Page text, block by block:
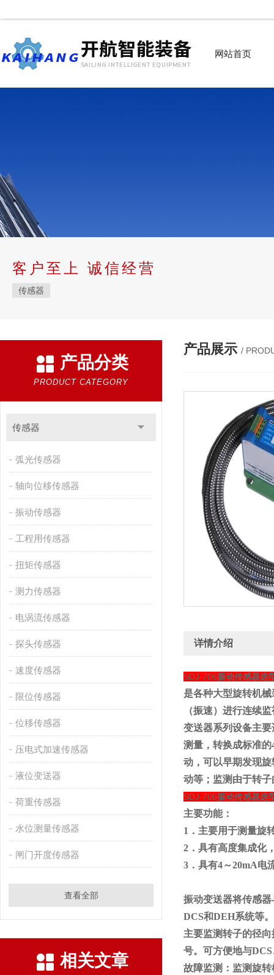
网站首页
客户至上 诚信经营
传感器
产品分类
PRODUCT CATEGORY
传感器
弧光传感器
轴向位移传感器
振动传感器
工程用传感器
扭矩传感器
测力传感器
电涡流传感器
探头传感器
速度传感器
限位传感器
位移传感器
压电式加速传感器
液位变送器
荷重传感器
水位测量传感器
闸门开度传感器
查看全部
相关文章
产品展示 /
详情介绍
SDJ-706振动传感器选
是各种大型旋转机
（振速）进行连续
变送器系列设备主
测量，转换成标准
动，可以早期发现
动等；监测由于转
SDJ-706振动传感器选
主要功能：
1 ．主要用于测量旋
2 ．具有高度集成化
3 ．具有4～20mA电
振动变送器将传感
DCS和DEH系统等
主要监测转子的径
号。可方便地与
故障监测：监测旋